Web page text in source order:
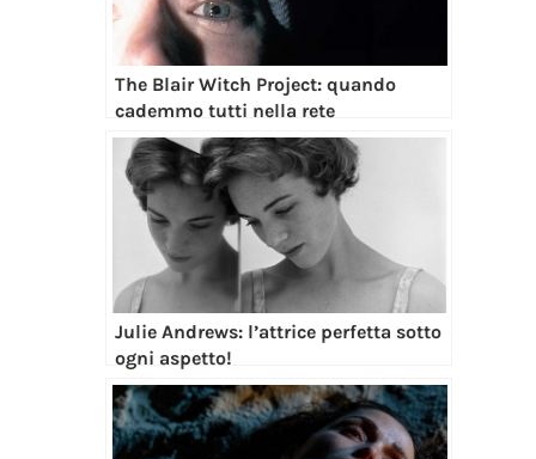
The Blair Witch Project: quando
cademmo tutti nella rete
Julie Andrews: l’attrice perfetta sotto
ogni aspetto!